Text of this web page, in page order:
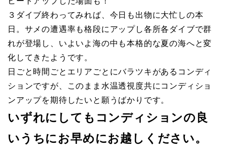
３ダイブ終わってみれば、今日も出物に大忙しの本
日。サメの遭遇率も格段にアップし各所各ダイブで群
れが登場し、いよいよ海の中も本格的な夏の海へと変
化してきたようです。
日ごと時間ごとエリアごとにバラツキがあるコンディ
ションですが、このまま水温透視度共にコンディショ
ンアップを期待したいと願うばかりです。
いずれにしてもコンディションの良
いうちにお早めにお越しください。